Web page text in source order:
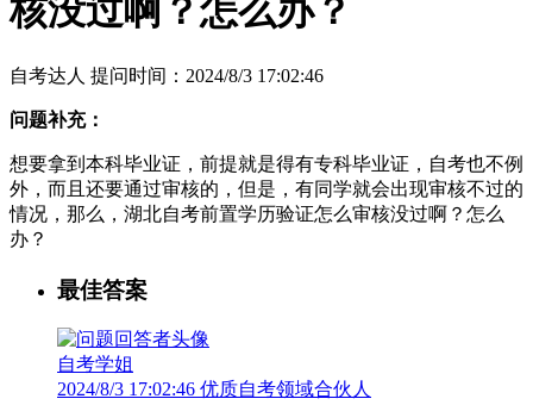
核没过啊？怎么办？
自考达人 提问时间：2024/8/3 17:02:46
问题补充：
想要拿到本科毕业证，前提就是得有专科毕业证，自考也不例
外，而且还要通过审核的，但是，有同学就会出现审核不过的
情况，那么，湖北自考前置学历验证怎么审核没过啊？怎么
办？
最佳答案
自考学姐
2024/8/3 17:02:46 优质自考领域合伙人